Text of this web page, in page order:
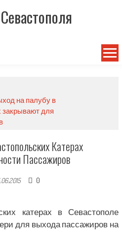
на палубу в
закрывают для
Катерах
Пассажиров
0
катерах в Севастополе
для выхода пассажиров на